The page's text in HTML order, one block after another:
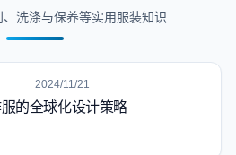
洗涤与保养等实用服装知识
2024/11/21
的全球化设计策略